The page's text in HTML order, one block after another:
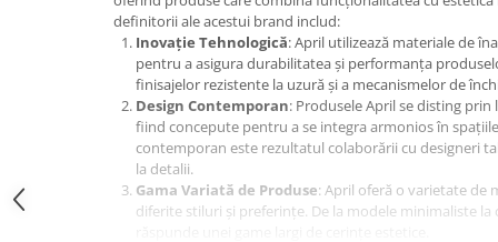
definitorii ale acestui brand includ:
Inovație Tehnologică: April utilizează materiale de
pentru a asigura durabilitatea și performanța
finisajelor rezistente la uzură și a mecanismelor de
Design Contemporan: Produsele April se disting
fiind concepute pentru a se integra armonios în
contemporan este rezultatul colaborării cu designeri
la detalii.
Gama Variată de Produse: April oferă o varietate de
diferite stiluri și preferințe. De la modele minimaliste